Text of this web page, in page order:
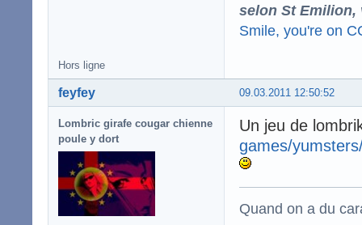
selon St Emilion,
Smile, you're on
Hors ligne
09.03.2011 12:50:52
feyfey
Lombric girafe cougar chienne
poule y dort
Un jeu de
games/
Quand on a du